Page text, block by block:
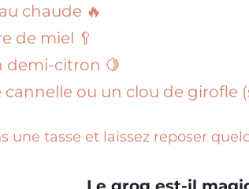
chaude 🔥
de miel 🥄
demi-citron 🍋
cannelle ou un clou de girofle
une tasse et laissez reposer